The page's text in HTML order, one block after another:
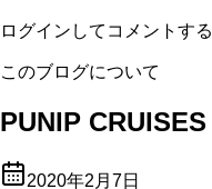
ログインしてコメントする
このブログについて
PUNIP CRUISES
2020年2月7日